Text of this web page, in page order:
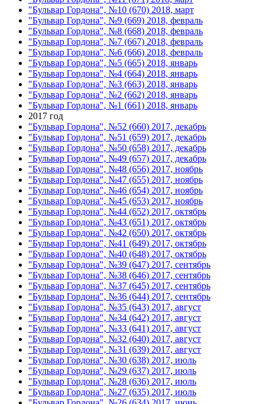
"Бульвар Гордона", №10 (670) 2018, март
"Бульвар Гордона", №9 (669) 2018, февраль
"Бульвар Гордона", №8 (668) 2018, февраль
"Бульвар Гордона", №7 (667) 2018, февраль
"Бульвар Гордона", №6 (666) 2018, февраль
"Бульвар Гордона", №5 (665) 2018, январь
"Бульвар Гордона", №4 (664) 2018, январь
"Бульвар Гордона", №3 (663) 2018, январь
"Бульвар Гордона", №2 (662) 2018, январь
"Бульвар Гордона", №1 (661) 2018, январь
2017 год
"Бульвар Гордона", №52 (660) 2017, декабрь
"Бульвар Гордона", №51 (659) 2017, декабрь
"Бульвар Гордона", №50 (658) 2017, декабрь
"Бульвар Гордона", №49 (657) 2017, декабрь
"Бульвар Гордона", №48 (656) 2017, ноябрь
"Бульвар Гордона", №47 (655) 2017, ноябрь
"Бульвар Гордона", №46 (654) 2017, ноябрь
"Бульвар Гордона", №45 (653) 2017, ноябрь
"Бульвар Гордона", №44 (652) 2017, октябрь
"Бульвар Гордона", №43 (651) 2017, октябрь
"Бульвар Гордона", №42 (650) 2017, октябрь
"Бульвар Гордона", №41 (649) 2017, октябрь
"Бульвар Гордона", №40 (648) 2017, октябрь
"Бульвар Гордона", №39 (647) 2017, сентябрь
"Бульвар Гордона", №38 (646) 2017, сентябрь
"Бульвар Гордона", №37 (645) 2017, сентябрь
"Бульвар Гордона", №36 (644) 2017, сентябрь
"Бульвар Гордона", №35 (643) 2017, август
"Бульвар Гордона", №34 (642) 2017, август
"Бульвар Гордона", №33 (641) 2017, август
"Бульвар Гордона", №32 (640) 2017, август
"Бульвар Гордона", №31 (639) 2017, август
"Бульвар Гордона", №30 (638) 2017, июль
"Бульвар Гордона", №29 (637) 2017, июль
"Бульвар Гордона", №28 (636) 2017, июль
"Бульвар Гордона", №27 (635) 2017, июль